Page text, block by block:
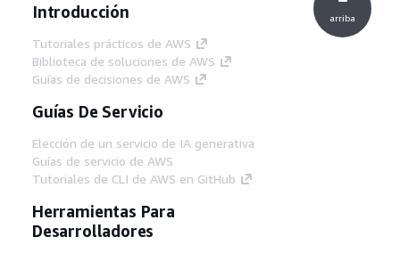
Introducción
Tutoriales prácticos de AWS
Biblioteca de soluciones de AWS
Guías de decisiones de AWS
Guías De Servicio
Elección de un servicio de IA generativa
Guías de servicio de AWS
Tutoriales de CLI de AWS en GitHub
Herramientas Para
Desarrolladores
arriba